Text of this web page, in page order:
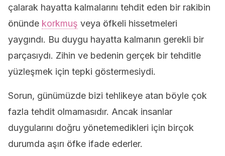
çalarak hayatta kalmalarını tehdit eden bir rakibin
önünde korkmuş veya öfkeli hissetmeleri
yaygındı. Bu duygu hayatta kalmanın gerekli bir
parçasıydı. Zihin ve bedenin gerçek bir tehditle
yüzleşmek için tepki göstermesiydi.
Sorun, günümüzde bizi tehlikeye atan böyle çok
fazla tehdit olmamasıdır. Ancak insanlar
duygularını doğru yönetemedikleri için birçok
durumda aşırı öfke ifade ederler.